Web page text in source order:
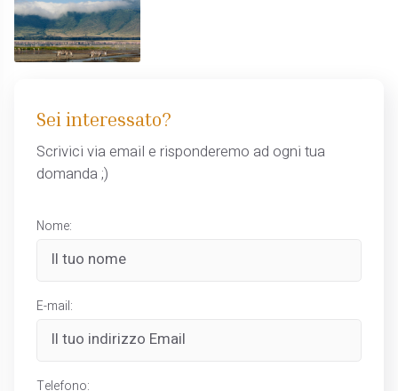
Sei interessato?
Scrivici via email e risponderemo ad ogni tua
domanda ;)
Nome:
E-mail:
Telefono: